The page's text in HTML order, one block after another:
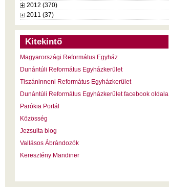
2012 (370)
2011 (37)
Kitekintő
Magyarországi Református Egyház
Dunántúli Református Egyházkerület
Tiszáninneni Református Egyházkerület
Dunántúli Református Egyházkerület facebook oldala
Parókia Portál
Közösség
Jezsuita blog
Vallásos Ábrándozók
Keresztény Mandiner